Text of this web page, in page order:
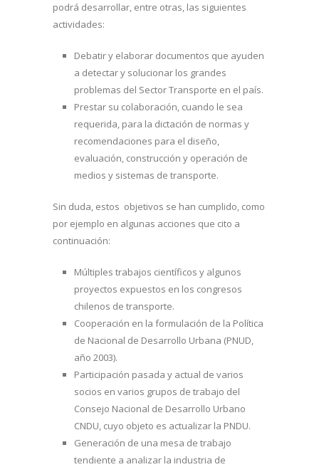
podrá desarrollar, entre otras, las siguientes
actividades:
Debatir y elaborar documentos que ayuden
a detectar y solucionar los grandes
problemas del Sector Transporte en el país.
Prestar su colaboración, cuando le sea
requerida, para la dictación de normas y
recomendaciones para el diseño,
evaluación, construcción y operación de
medios y sistemas de transporte.
Sin duda, estos objetivos se han cumplido, como
por ejemplo en algunas acciones que cito a
continuación:
Múltiples trabajos científicos y algunos
proyectos expuestos en los congresos
chilenos de transporte.
Cooperación en la formulación de la Política
de Nacional de Desarrollo Urbana (PNUD,
año 2003).
Participación pasada y actual de varios
socios en varios grupos de trabajo del
Consejo Nacional de Desarrollo Urbano
CNDU, cuyo objeto es actualizar la PNDU.
Generación de una mesa de trabajo
tendiente a analizar la industria de